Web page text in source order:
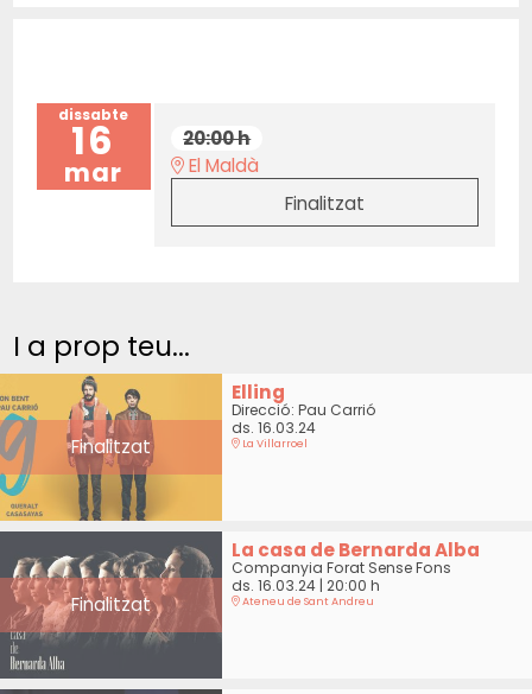
dissabte
16
mar
20:00 h
El Maldà
Finalitzat
I a prop teu...
Finalitzat
Elling
Direcció: Pau Carrió
ds. 16.03.24
La Villarroel
Finalitzat
La casa de Bernarda Alba
Companyia Forat Sense Fons
ds. 16.03.24| 20:00 h
Ateneu de Sant Andreu